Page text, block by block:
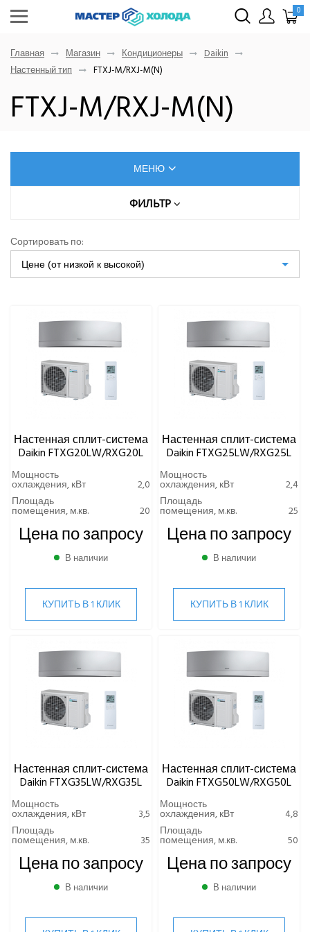
0
Главная Магазин Кондиционеры
Daikin
Настенный тип
FTXJ-M/RXJ-M(N)
FTXJ-M/RXJ-M(N)
МЕНЮ
AUX
Dahatsu
Denko
Gorenje
Ynovik
Yuetu
Aeronic
ALFACOOL
Daikin
Мультисистемы
Напольный тип
Настенный тип
FTXF-A(B)/RXF-A(B)
FTXF-C/RXF-C CTXF-C
FTXM-R/RXM-R CTXM-R
FTXP-K3(L)/RXP-L/K3(L)
Полупромышленные кондиционеры
DAICOND
Dantex
EXPERTAIR by ZILON
Ecoclima
Fujitsu
FUNAI
Gree
Green
Haier
ФИЛЬТР
ТИП ФРЕОНА
Сортировать по:
Цене (от низкой к высокой)
Настенная сплит-система
Daikin FTXG20LW/RXG20L
Мощность
охлаждения, кВт
2,0
Площадь
помещения, м.кв. 20
Цена по запросу
В наличии
КУПИТЬ В 1 КЛИК
Настенная сплит-система
Daikin FTXG25LW/RXG25L
Мощность
охлаждения, кВт
2,4
Площадь
помещения, м.кв. 25
Цена по запросу
В наличии
КУПИТЬ В 1 КЛИК
Настенная сплит-система
Daikin FTXG35LW/RXG35L
Мощность
охлаждения, кВт
3,5
Площадь
помещения, м.кв. 35
Цена по запросу
В наличии
Настенная сплит-система
Daikin FTXG50LW/RXG50L
Мощность
охлаждения, кВт
4,8
Площадь
помещения, м.кв. 50
Цена по запросу
В наличии